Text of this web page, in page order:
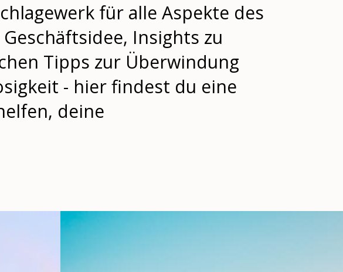
für alle Aspekte des
Insights zu
Tipps zur Überwindung
- hier findest du eine
deine